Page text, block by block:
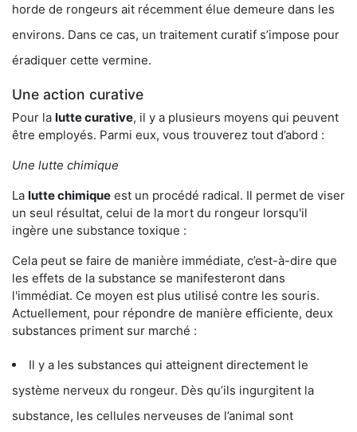
horde de rongeurs ait récemment élue demeure dans les
environs. Dans ce cas, un traitement curatif s’impose pour
éradiquer cette vermine.
Une action curative
Pour la lutte curative, il y a plusieurs moyens qui peuvent
être employés. Parmi eux, vous trouverez tout d’abord :
Une lutte chimique
La lutte chimique est un procédé radical. Il permet de viser
un seul résultat, celui de la mort du rongeur lorsqu'il
ingère une substance toxique :
Cela peut se faire de manière immédiate, c’est-à-dire que
les effets de la substance se manifesteront dans
l'immédiat. Ce moyen est plus utilisé contre les souris.
Actuellement, pour répondre de manière efficiente, deux
substances priment sur marché :
Il y a les substances qui atteignent directement le
système nerveux du rongeur. Dès qu’ils ingurgitent la
substance, les cellules nerveuses de l’animal sont